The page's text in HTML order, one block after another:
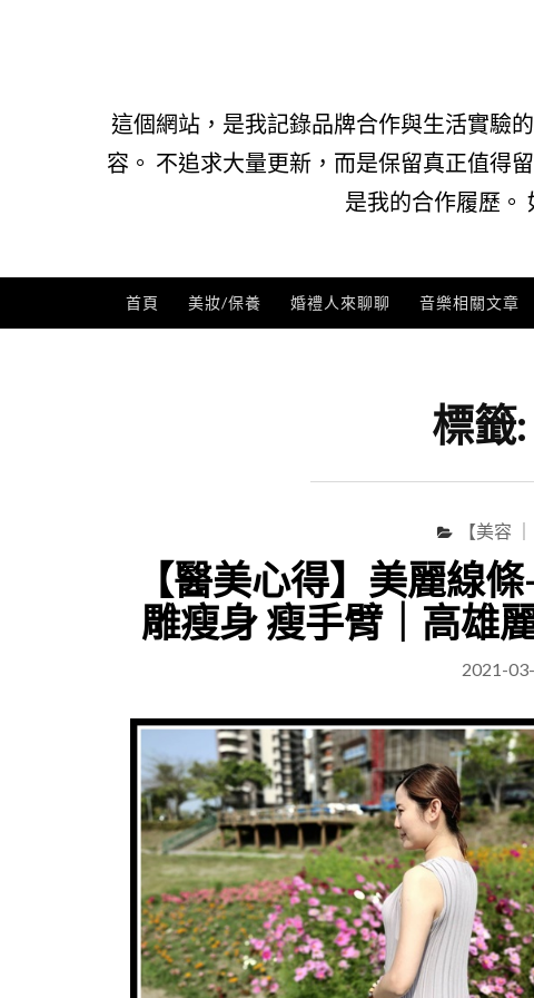
這個網站，是我記錄品牌合作與生活實驗
容。 不追求大量更新，而是保留真正值得
是我的合作履歷。
首頁 美妝/保養 婚禮人來聊聊 音樂相關文章
標籤:
【美容
【醫美心得】美麗線
雕瘦身 瘦手臂｜高雄
2021-